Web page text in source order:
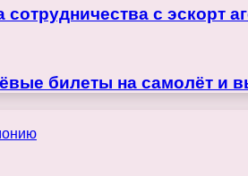
с эскорт
билеты на самолёт и